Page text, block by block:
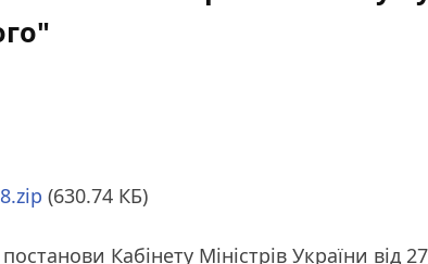
(630.74 КБ)
Кабінету Міністрів України від